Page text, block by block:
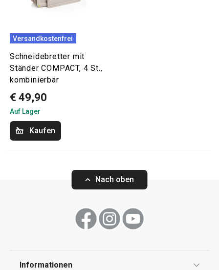
Versandkostenfrei
Schneidebretter mit
Ständer COMPACT, 4 St.,
kombinierbar
€ 49,90
Auf Lager
Kaufen
Nach oben
Informationen